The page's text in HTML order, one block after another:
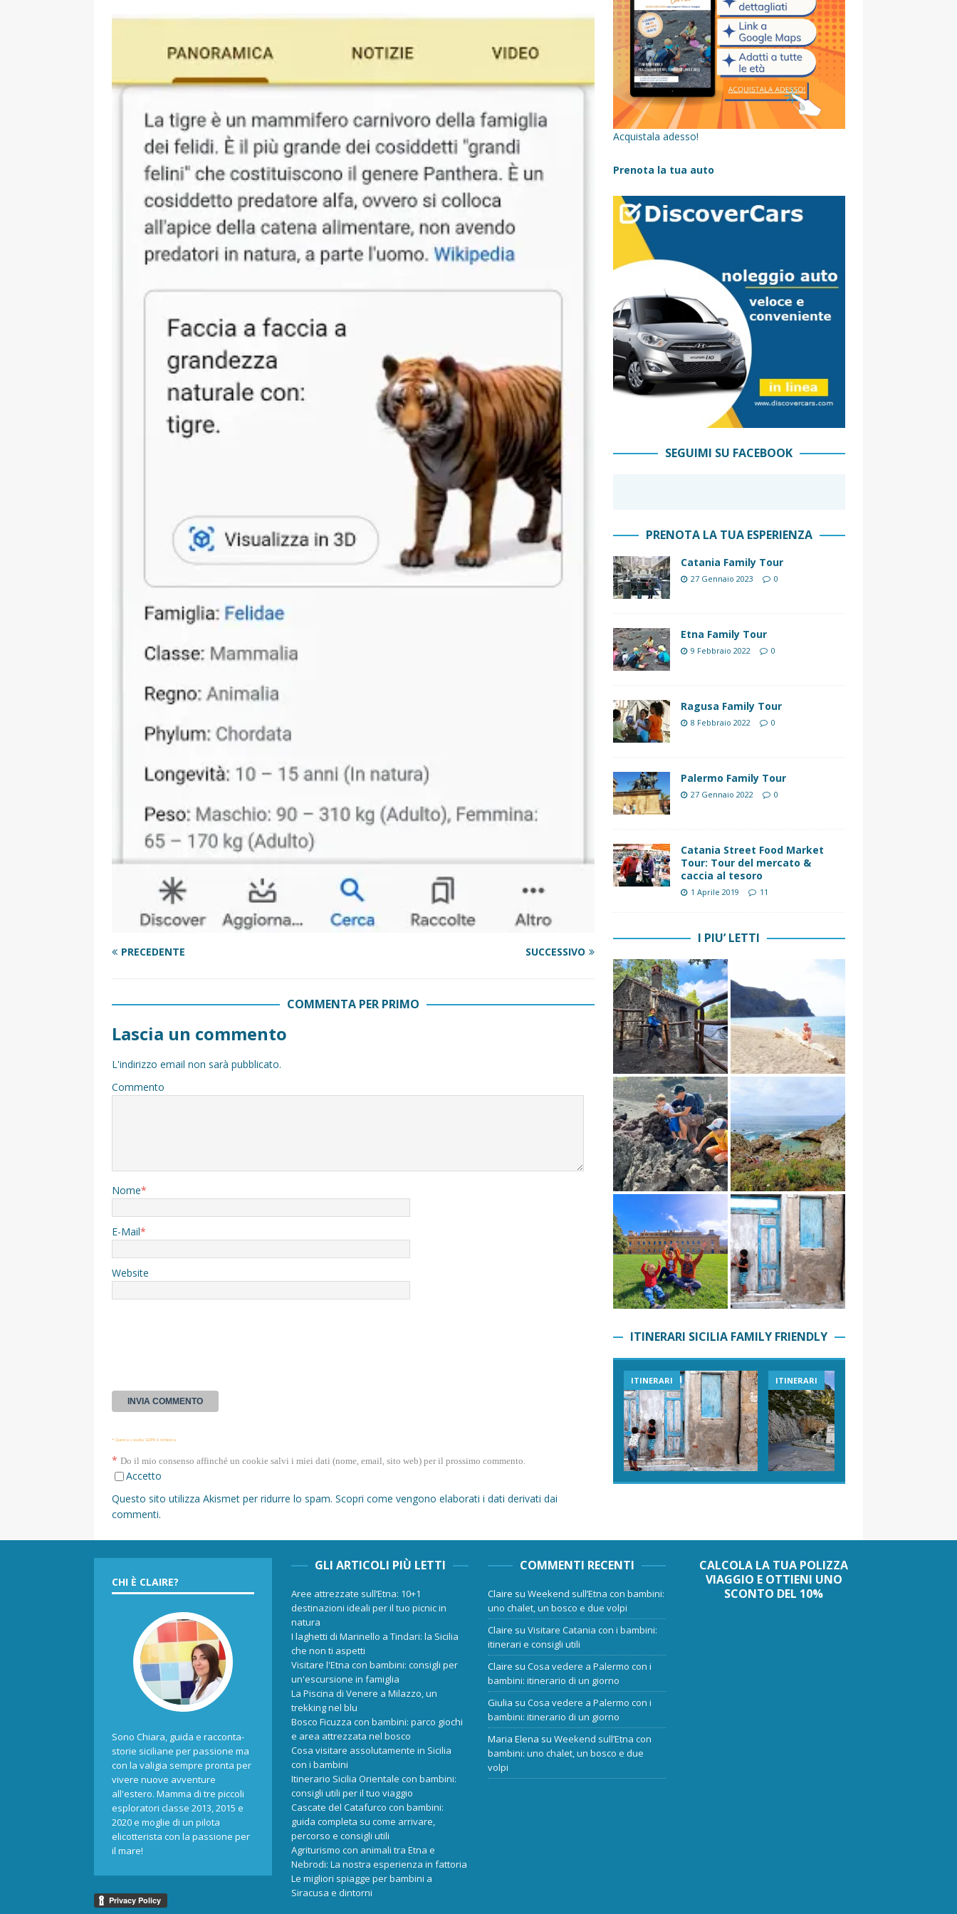
[ 14 Settembre 2025 ]
Rifugi e Bivacchi sull’Etna: Guida Completa per Famiglie
SENTIERI,
PARCHI NATURALI E AREE PICNIC
VIAGGI IN SICILIA
[ 17 Settembre 2023 ] Vendemmia con i bambini in Sicilia, dove andare?
FATTORIE
DIDATTICHE
[ 19 Gennaio 2023 ] Visitare la Fiumara d’Arte con i bambini, quando la natura incontra l’arte
VIAGGI IN SICILIA
[ 20 Marzo 2022 ] Cosa fare in Sicilia con i bambini: mare, attività e tour a prova di famiglia
PRECEDENTE SUCCESSIVO
COMMENTA PER PRIMO
Lascia un commento
L'indirizzo email non sarà pubblicato.
Commento
Nome*
E-Mail*
Website
* Questa casella GDPR è richiesta
* Do il mio consenso affinché un cookie salvi i miei dati (nome, email, sito web) per il prossimo commento.
Accetto
Questo sito utilizza Akismet per ridurre lo spam. Scopri come vengono elaborati i dati derivati dai
commenti.
Acquistala adesso!
Prenota la tua auto
SEGUIMI SU FACEBOOK
PRENOTA LA TUA ESPERIENZA
Catania Family Tour
27 Gennaio 2023 0
Etna Family Tour
9 Febbraio 2022 0
Ragusa Family Tour
8 Febbraio 2022 0
Palermo Family Tour
27 Gennaio 2022 0
Catania Street Food Market
Tour: Tour del mercato &
caccia al tesoro
1 Aprile 2019 11
I PIU’ LETTI
ITINERARI SICILIA FAMILY FRIENDLY
ITINERARI ITINERARI
CHI È CLAIRE?
Sono Chiara, guida e racconta-
storie siciliane per passione ma
con la valigia sempre pronta per
vivere nuove avventure
all'estero. Mamma di tre piccoli
esploratori classe 2013, 2015 e
2020 e moglie di un pilota
elicotterista con la passione per
il mare!
GLI ARTICOLI PIÙ LETTI
Aree attrezzate sull’Etna: 10+1
destinazioni ideali per il tuo picnic in
natura
I laghetti di Marinello a Tindari: la Sicilia
che non ti aspetti
Visitare l'Etna con bambini: consigli per
un'escursione in famiglia
La Piscina di Venere a Milazzo, un
trekking nel blu
Bosco Ficuzza con bambini: parco giochi
e area attrezzata nel bosco
Cosa visitare assolutamente in Sicilia
con i bambini
Itinerario Sicilia Orientale con bambini:
consigli utili per il tuo viaggio
Cascate del Catafurco con bambini:
guida completa su come arrivare,
percorso e consigli utili
Agriturismo con animali tra Etna e
Nebrodi: La nostra esperienza in fattoria
Le migliori spiagge per bambini a
Siracusa e dintorni
COMMENTI RECENTI
Claire suWeekend sull’Etna con bambini:
uno chalet, un bosco e due volpi
Claire suVisitare Catania con i bambini:
itinerari e consigli utili
Claire suCosa vedere a Palermo con i
bambini: itinerario di un giorno
Giulia suCosa vedere a Palermo con i
bambini: itinerario di un giorno
Maria Elena suWeekend sull’Etna con
bambini: uno chalet, un bosco e due
volpi
CALCOLA LA TUA POLIZZA
VIAGGIO E OTTIENI UNO
SCONTO DEL 10%